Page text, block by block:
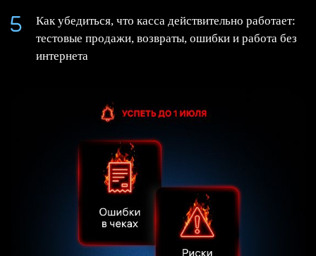
Как убедиться, что касса действительно работает:
тестовые продажи, возвраты, ошибки и работа без
интернета